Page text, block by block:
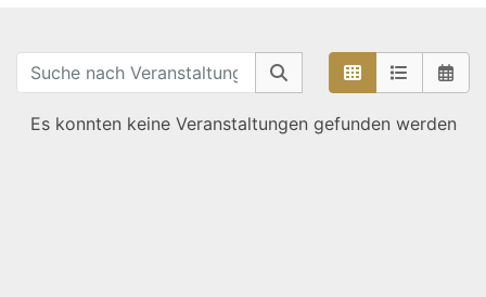
Es konnten keine Veranstaltungen gefunden werden